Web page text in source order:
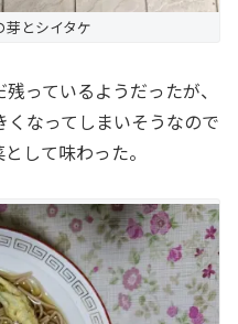
芽とシイタケ
っているようだったが、
なってしまいそうなので
して味わった。